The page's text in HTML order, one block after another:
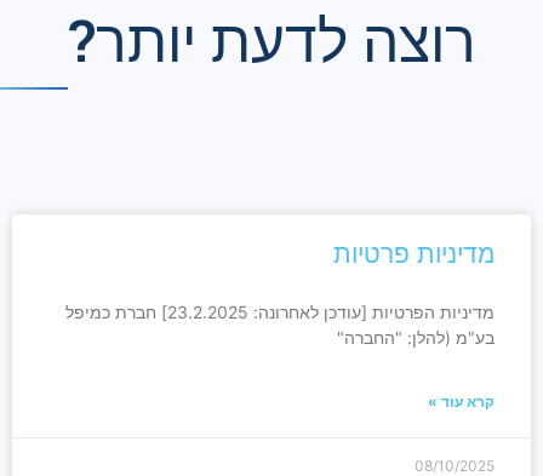
רוצה לדעת יותר?
מדיניות פרטיות
מדיניות הפרטיות [עודכן לאחרונה: 23.2.2025] חברת כמיפל
בע"מ (להלן: "החברה"
קרא עוד »
08/10/2025